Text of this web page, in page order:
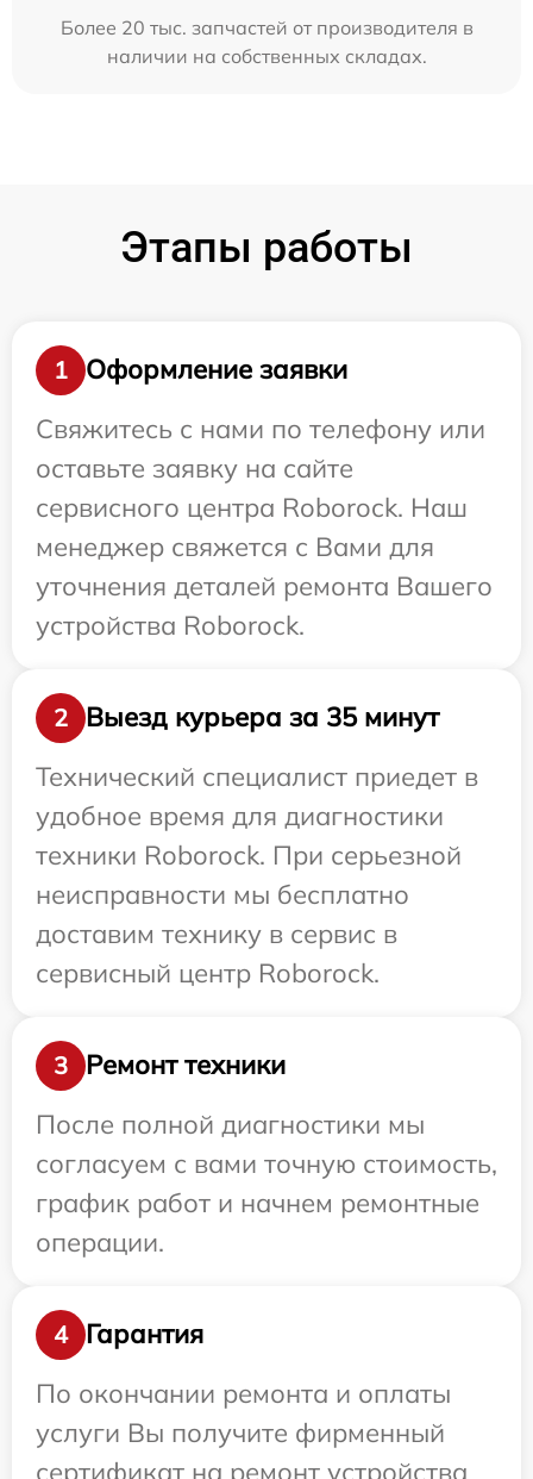
Более 20 тыс. запчастей от производителя в
наличии на собственных складах.
Этапы работы
1
Оформление заявки
Свяжитесь с нами по телефону или
оставьте заявку на сайте
сервисного центра Roborock. Наш
менеджер свяжется с Вами для
уточнения деталей ремонта Вашего
устройства Roborock.
2
Выезд курьера за 35 минут
Технический специалист приедет в
удобное время для диагностики
техники Roborock. При серьезной
неисправности мы бесплатно
доставим технику в сервис в
сервисный центр Roborock.
3
Ремонт техники
После полной диагностики мы
согласуем с вами точную стоимость,
график работ и начнем ремонтные
операции.
4
Гарантия
По окончании ремонта и оплаты
услуги Вы получите фирменный
сертификат на ремонт устройства